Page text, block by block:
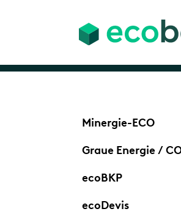
Minergie-ECO
Graue Energie /
ecoBKP
ecoDevis